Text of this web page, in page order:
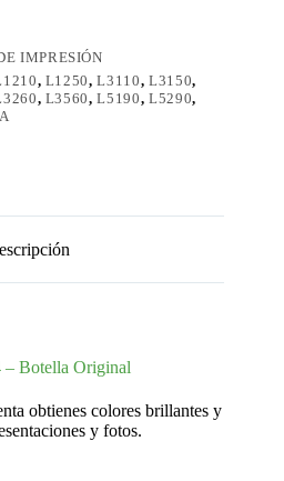
IMPRESIÓN
, L1250,L3110, L3150,
, L3560,L5190, L5290,
Botella Original
obtienes colores brillantes y
y fotos.